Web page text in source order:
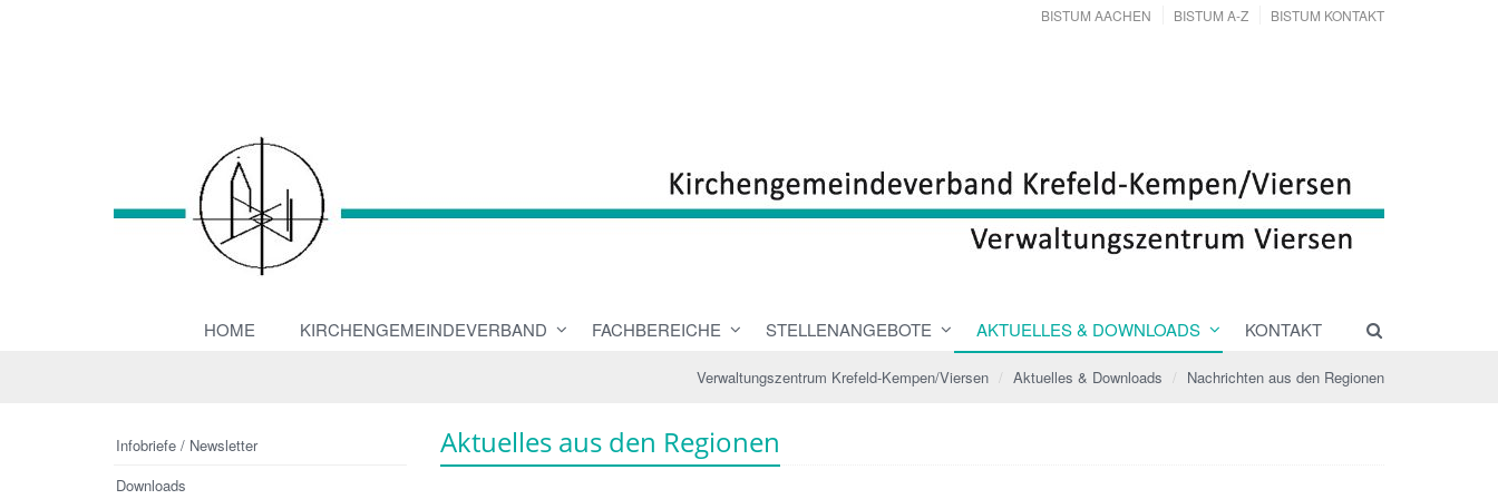
BISTUM AACHEN BISTUM A-Z BISTUM KONTAKT
HOME KIRCHENGEMEINDEVERBAND FACHBEREICHE STELLENANGEBOTE AKTUELLES & DOWNLOADS KONTAKT
Verwaltungszentrum Krefeld-Kempen/Viersen Aktuelles & Downloads Nachrichten aus den Regionen
Aktuelles aus den Regionen
Infobriefe / Newsletter
Downloads